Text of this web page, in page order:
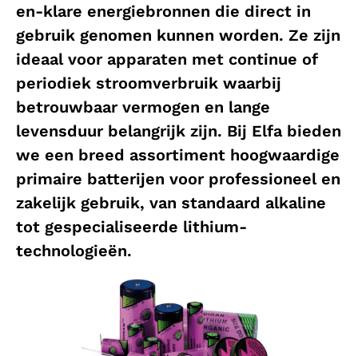
en-klare energiebronnen die direct in
gebruik genomen kunnen worden. Ze zijn
ideaal voor apparaten met continue of
periodiek stroomverbruik waarbij
betrouwbaar vermogen en lange
levensduur belangrijk zijn. Bij Elfa bieden
we een breed assortiment hoogwaardige
primaire batterijen voor professioneel en
zakelijk gebruik, van standaard alkaline
tot gespecialiseerde lithium-
technologieën.